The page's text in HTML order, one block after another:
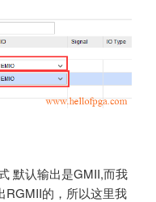
默认输出是GMII,而我
RGMII的，所以这里我